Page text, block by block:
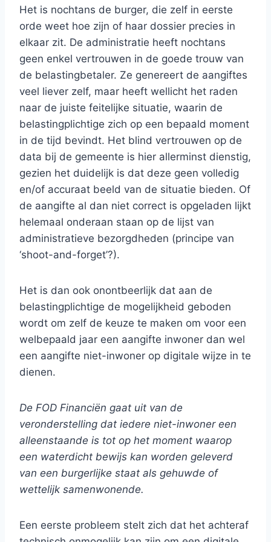
Het is nochtans de burger, die zelf in eerste
orde weet hoe zijn of haar dossier precies in
elkaar zit. De administratie heeft nochtans
geen enkel vertrouwen in de goede trouw van
de belastingbetaler. Ze genereert de aangiftes
veel liever zelf, maar heeft wellicht het raden
naar de juiste feitelijke situatie, waarin de
belastingplichtige zich op een bepaald moment
in de tijd bevindt. Het blind vertrouwen op de
data bij de gemeente is hier allerminst dienstig,
gezien het duidelijk is dat deze geen volledig
en/of accuraat beeld van de situatie bieden. Of
de aangifte al dan niet correct is opgeladen lijkt
helemaal onderaan staan op de lijst van
administratieve bezorgdheden (principe van
‘shoot-and-forget’?).
Het is dan ook onontbeerlijk dat aan de
belastingplichtige de mogelijkheid geboden
wordt om zelf de keuze te maken om voor een
welbepaald jaar een aangifte inwoner dan wel
een aangifte niet-inwoner op digitale wijze in te
dienen.
De FOD Financiën gaat uit van de
veronderstelling dat iedere niet-inwoner een
alleenstaande is tot op het moment waarop
een waterdicht bewijs kan worden geleverd
van een burgerlijke staat als gehuwde of
wettelijk samenwonende.
Een eerste probleem stelt zich dat het achteraf